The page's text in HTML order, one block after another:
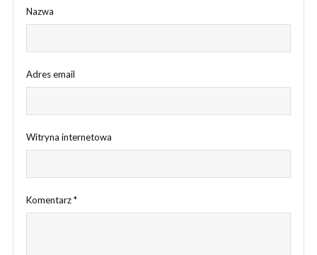
Nazwa
Adres email
Witryna internetowa
Komentarz*